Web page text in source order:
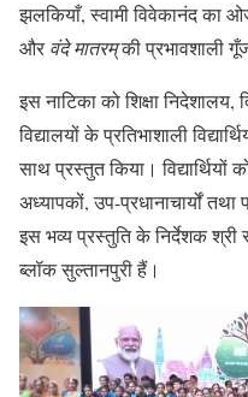
झलकियाँ, स्वामी विवेकानंद का
और वंदे मातरम्की प्रभावशाली
इस नाटिका को शिक्षा
विद्यालयों के प्रतिभाशाली
साथ प्रस्तुत किया।
अध्यापकों, उप-प्रधानाचार्यों तथा
इस भव्य प्रस्तुति के निर्देशक श्री
ब्लॉक सुल्तानपुरी हैं।